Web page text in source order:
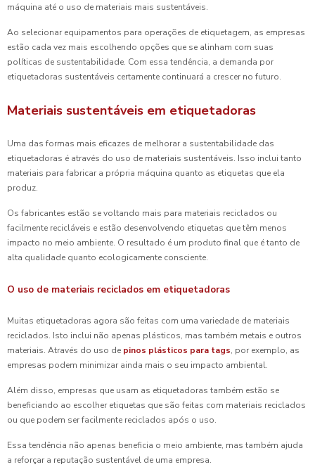
máquina até o uso de materiais mais sustentáveis.
Ao selecionar equipamentos para operações de etiquetagem, as empresas
estão cada vez mais escolhendo opções que se alinham com suas
políticas de sustentabilidade. Com essa tendência, a demanda por
etiquetadoras sustentáveis certamente continuará a crescer no futuro.
Materiais sustentáveis em etiquetadoras
Uma das formas mais eficazes de melhorar a sustentabilidade das
etiquetadoras é através do uso de materiais sustentáveis. Isso inclui tanto
materiais para fabricar a própria máquina quanto as etiquetas que ela
produz.
Os fabricantes estão se voltando mais para materiais reciclados ou
facilmente recicláveis e estão desenvolvendo etiquetas que têm menos
impacto no meio ambiente. O resultado é um produto final que é tanto de
alta qualidade quanto ecologicamente consciente.
O uso de materiais reciclados em etiquetadoras
Muitas etiquetadoras agora são feitas com uma variedade de materiais
reciclados. Isto inclui não apenas plásticos, mas também metais e outros
materiais. Através do uso de pinos plásticos para tags, por exemplo, as
empresas podem minimizar ainda mais o seu impacto ambiental.
Além disso, empresas que usam as etiquetadoras também estão se
beneficiando ao escolher etiquetas que são feitas com materiais reciclados
ou que podem ser facilmente reciclados após o uso.
Essa tendência não apenas beneficia o meio ambiente, mas também ajuda
a reforçar a reputação sustentável de uma empresa.